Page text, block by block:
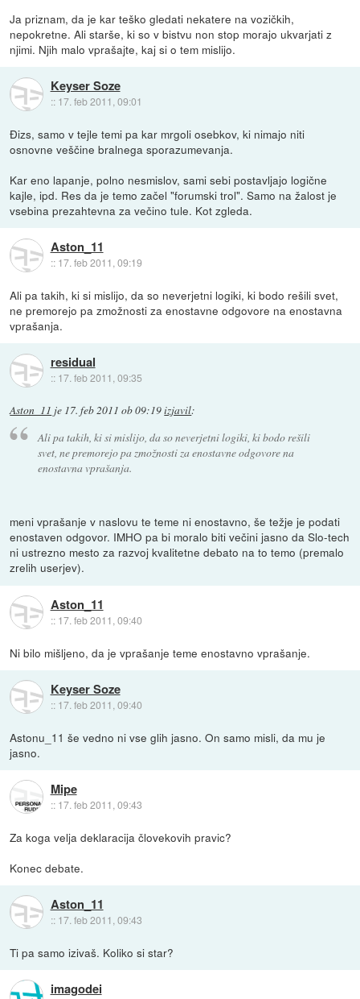
Ja priznam, da je kar teško gledati nekatere na vozičkih,
nepokretne. Ali starše, ki so v bistvu non stop morajo ukvarjati z
njimi. Njih malo vprašajte, kaj si o tem mislijo.
Keyser Soze
:: 17. feb 2011, 09:01
Đizs, samo v tejle temi pa kar mrgoli osebkov, ki nimajo niti
osnovne veščine bralnega sporazumevanja.
Kar eno lapanje, polno nesmislov, sami sebi postavljajo logične
kajle, ipd. Res da je temo začel "forumski trol". Samo na žalost je
vsebina prezahtevna za večino tule. Kot zgleda.
Aston_11
:: 17. feb 2011, 09:19
Ali pa takih, ki si mislijo, da so neverjetni logiki, ki bodo rešili svet,
ne premorejo pa zmožnosti za enostavne odgovore na enostavna
vprašanja.
residual
:: 17. feb 2011, 09:35
Aston_11 je 17. feb 2011 ob 09:19izjavil:
Ali pa takih, ki si mislijo, da so neverjetni logiki, ki bodo rešili
svet, ne premorejo pa zmožnosti za enostavne odgovore na
enostavna vprašanja.
meni vprašanje v naslovu te teme ni enostavno, še težje je podati
enostaven odgovor. IMHO pa bi moralo biti večini jasno da Slo-tech
ni ustrezno mesto za razvoj kvalitetne debato na to temo (premalo
zrelih userjev).
Aston_11
:: 17. feb 2011, 09:40
Ni bilo mišljeno, da je vprašanje teme enostavno vprašanje.
Keyser Soze
:: 17. feb 2011, 09:40
Astonu_11 še vedno ni vse glih jasno. On samo misli, da mu je
jasno.
Mipe
:: 17. feb 2011, 09:43
Za koga velja deklaracija človekovih pravic?
Konec debate.
Aston_11
:: 17. feb 2011, 09:43
Ti pa samo izivaš. Koliko si star?
imagodei